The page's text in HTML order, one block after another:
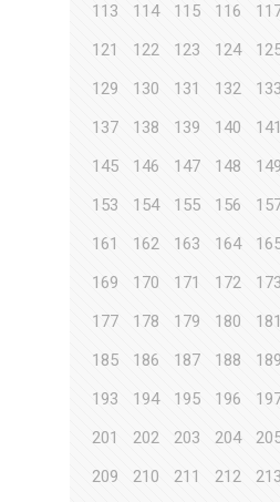
113
114 115 116
121
122 123 124
129
130 131 132 133
137
138 139 140 141
145
146 147 148 149
153
154 155 156
161
162 163 164
169
170 171 172 173
177
178 179 180 181
185
186 187 188 189
193
194 195 196
201
202 203 204
209
210 211 212 213